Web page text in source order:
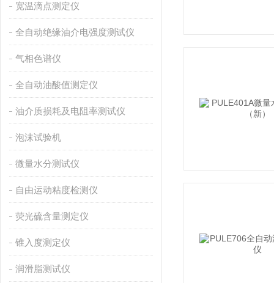
宽温滴点测定仪
全自动绝缘油介电强度测试仪
气相色谱仪
全自动油酸值测定仪
油介质损耗及电阻率测试仪
泡沫试验机
微量水分测试仪
自由运动粘度检测仪
荧光硫含量测定仪
锥入度测定仪
润滑脂测试仪